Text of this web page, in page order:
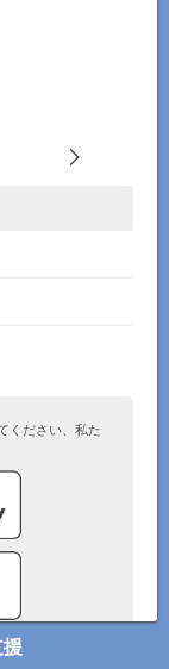
ください、私た